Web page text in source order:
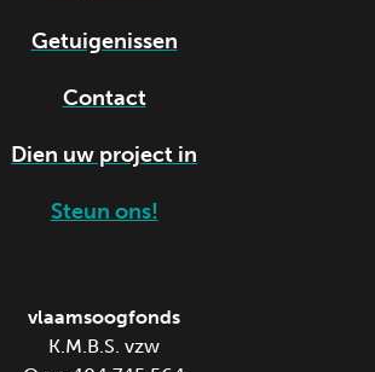
Getuigenissen
Contact
Dien uw project in
Steun ons!
vlaamsoogfonds
K.M.B.S. vzw